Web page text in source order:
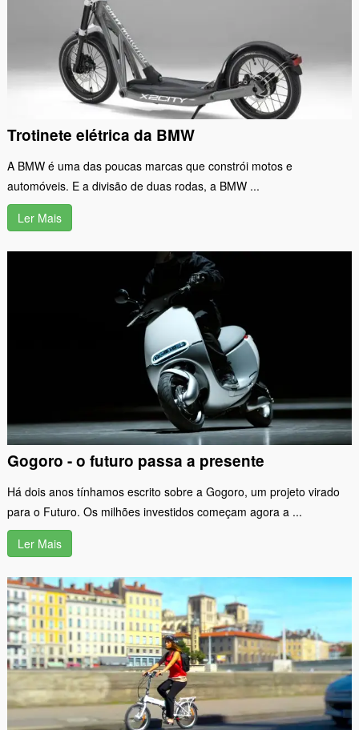
Trotinete elétrica da BMW
A BMW é uma das poucas marcas que constrói motos e
automóveis. E a divisão de duas rodas, a BMW ...
Ler Mais
Gogoro - o futuro passa a presente
Há dois anos tínhamos escrito sobre a Gogoro, um projeto virado
para o Futuro. Os milhões investidos começam agora a ...
Ler Mais